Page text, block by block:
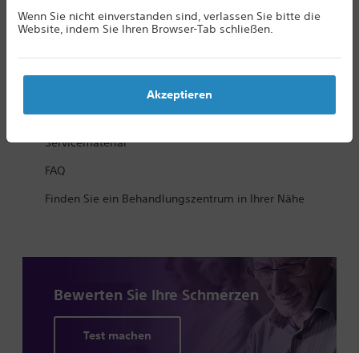
Wenn Sie nicht einverstanden sind, verlassen Sie bitte die
Website, indem Sie Ihren Browser-Tab schließen.
Akzeptieren
Das Leben nach der OP - Patienten berichten
Servicematerial
FAQ
Finden Sie ein Behandlungszentrum in Ihrer Nähe
Bewerten Sie Ihre Schmerzen
Test machen